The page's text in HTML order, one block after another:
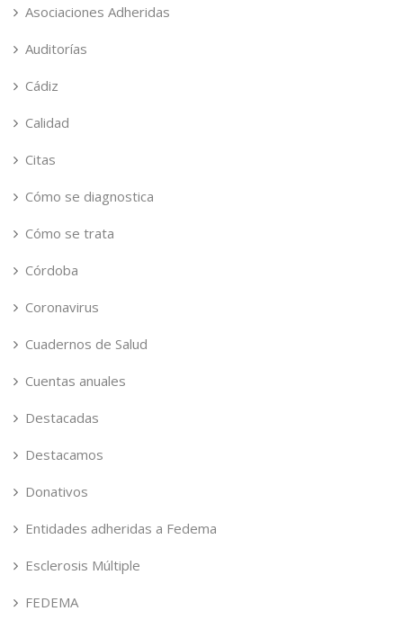
Asociaciones Adheridas
Auditorías
Cádiz
Calidad
Citas
Cómo se diagnostica
Cómo se trata
Córdoba
Coronavirus
Cuadernos de Salud
Cuentas anuales
Destacadas
Destacamos
Donativos
Entidades adheridas a Fedema
Esclerosis Múltiple
FEDEMA